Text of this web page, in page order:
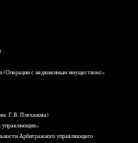
(Операции с недвижимым имуществом)»
Г.В. Плеханова)
управляющих»
Арбитражного управляющего